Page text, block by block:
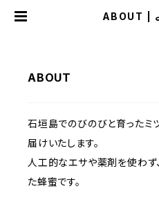
ABOUT |
ABOUT
石垣島でのびのびと育ったミ
届けいたします。
人工的なエサや薬剤を使わず
た蜂蜜です。